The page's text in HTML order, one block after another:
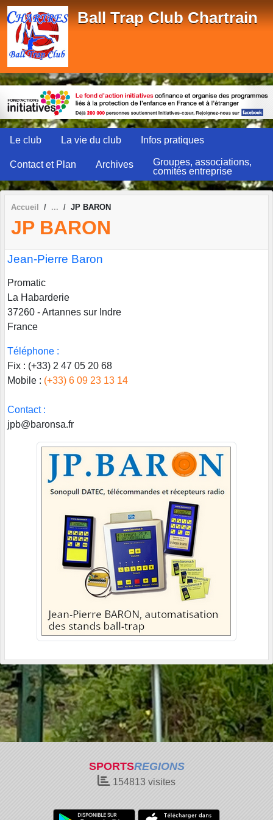
Ball Trap Club Chartrain
Le club La vie du club Infos pratiques
Contact et Plan Archives
Groupes, associations,
comités entreprise
Accueil JP BARON
JP BARON
Jean-Pierre Baron
Promatic
La Habarderie
37260 - Artannes sur Indre
France
Téléphone :
Fix : (+33) 2 47 05 20 68
Mobile : (+33) 6 09 23 13 14
Contact :
jpb@baronsa.fr
SPORTSREGIONS
154813 visites
Panneau de gestion des cookies